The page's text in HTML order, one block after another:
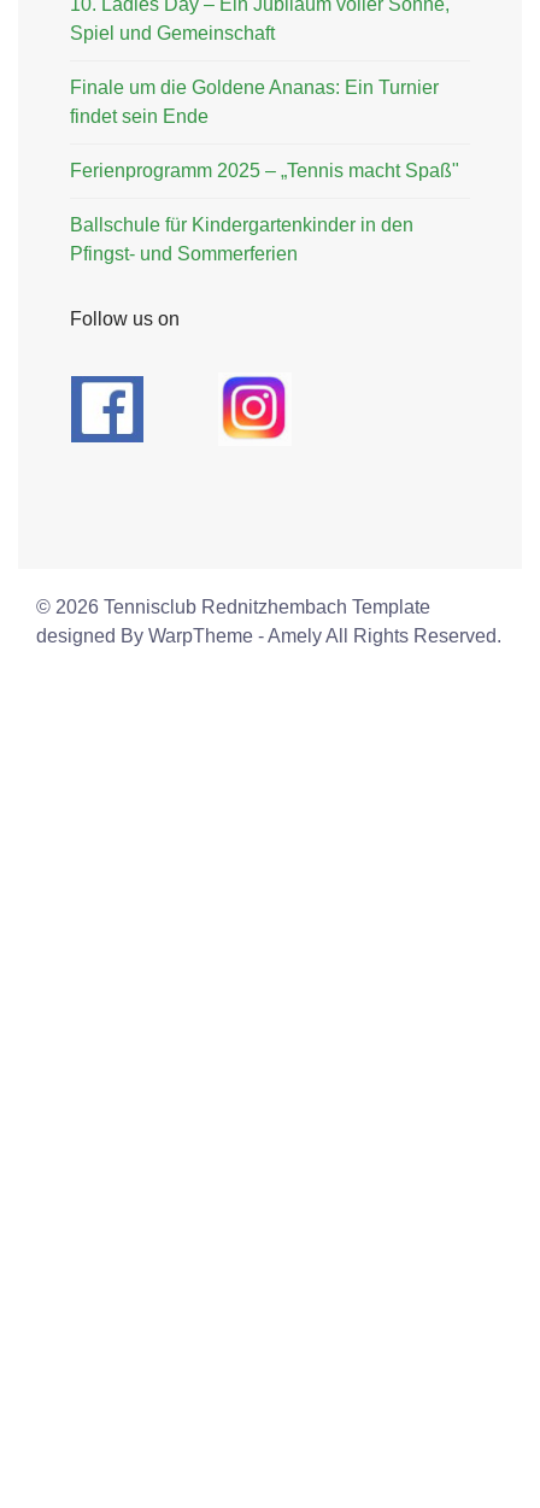
10. Ladies Day – Ein Jubiläum voller Sonne,
Spiel und Gemeinschaft
Finale um die Goldene Ananas: Ein Turnier
findet sein Ende
Ferienprogramm 2025 – „Tennis macht Spaß"
Ballschule für Kindergartenkinder in den
Pfingst- und Sommerferien
Follow us on
© 2026 Tennisclub Rednitzhembach Template
designed By WarpTheme - Amely All Rights Reserved.